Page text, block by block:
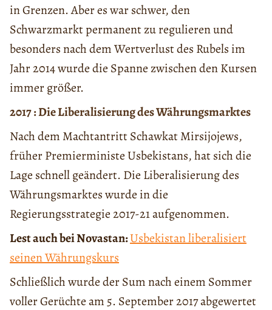
in Grenzen. Aber es war schwer, den
Schwarzmarkt permanent zu regulieren und
besonders nach dem Wertverlust des Rubels im
Jahr 2014 wurde die Spanne zwischen den Kursen
immer größer.
2017 : Die Liberalisierung des Währungsmarktes
Nach dem Machtantritt Schawkat Mirsijojews,
früher Premierministe Usbekistans, hat sich die
Lage schnell geändert. Die Liberalisierung des
Währungsmarktes wurde in die
Regierungsstrategie 2017-21 aufgenommen.
Lest auch bei Novastan:Usbekistan liberalisiert
seinen Währungskurs
Schließlich wurde der Sum nach einem Sommer
voller Gerüchte am 5. September 2017 abgewertet